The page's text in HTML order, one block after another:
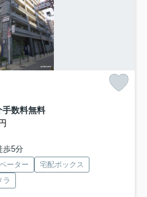
数料無料
歩5分
ーター
宅配ボックス
ラ